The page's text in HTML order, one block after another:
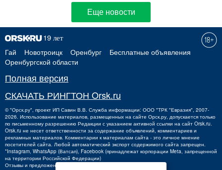
Еще новости
Гай Новотроицк Оренбург
Бесплатные объявления
Оренбургской области
Полная версия
СКАЧАТЬ РИНГТОН Orsk.ru
©"Орск.ру", проект ИП Савин В.В. Служба информации: ООО "ТРК "Евразия", 2007-
2026. Использование материалов, размещенных на сайте Орск.ру, допускается только
по письменному разрешению Редакции с указанием активной ссылки на сайт Orsk.ru.
Orsk.ru не несет ответственности за содержание объявлений, комментариев и
рекламных материалов. Комментарии к материалам сайта - это личное мнение
посетителей сайта. Любой автоматический экспорт содержимого сайта запрещен.
*Instagram, WhatsApp (Ватсап), Facebook (принадлежат корпорации Meta, запрещенной
на территории Российской Федерации)
Отзывы и предложения о работе портала: